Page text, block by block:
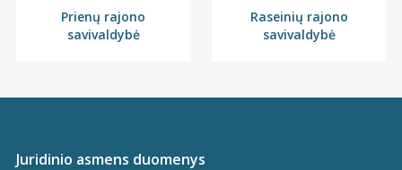
Prienų rajono
savivaldybė
Raseinių rajono
savivaldybė
Juridinio asmens duomenys